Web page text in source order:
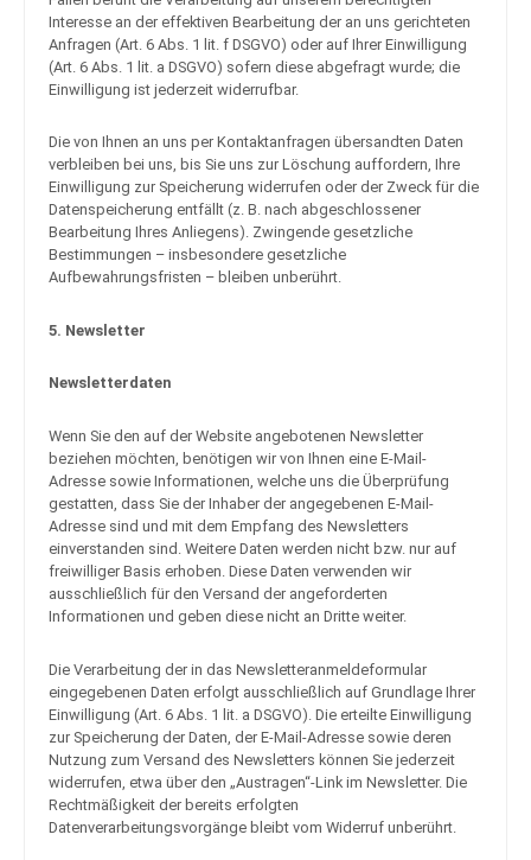
Interesse an der effektiven Bearbeitung der an uns gerichteten
Anfragen (Art. 6 Abs. 1 lit. f DSGVO) oder auf Ihrer Einwilligung
(Art. 6 Abs. 1 lit. a DSGVO) sofern diese abgefragt wurde; die
Einwilligung ist jederzeit widerrufbar.
Die von Ihnen an uns per Kontaktanfragen übersandten Daten
verbleiben bei uns, bis Sie uns zur Löschung auffordern, Ihre
Einwilligung zur Speicherung widerrufen oder der Zweck für die
Datenspeicherung entfällt (z. B. nach abgeschlossener
Bearbeitung Ihres Anliegens). Zwingende gesetzliche
Bestimmungen – insbesondere gesetzliche
Aufbewahrungsfristen – bleiben unberührt.
5. Newsletter
Newsletter­daten
Wenn Sie den auf der Website angebotenen Newsletter
beziehen möchten, benötigen wir von Ihnen eine E-Mail-
Adresse sowie Informationen, welche uns die Überprüfung
gestatten, dass Sie der Inhaber der angegebenen E-Mail-
Adresse sind und mit dem Empfang des Newsletters
einverstanden sind. Weitere Daten werden nicht bzw. nur auf
freiwilliger Basis erhoben. Diese Daten verwenden wir
ausschließlich für den Versand der angeforderten
Informationen und geben diese nicht an Dritte weiter.
Die Verarbeitung der in das Newsletteranmeldeformular
eingegebenen Daten erfolgt ausschließlich auf Grundlage Ihrer
Einwilligung (Art. 6 Abs. 1 lit. a DSGVO). Die erteilte Einwilligung
zur Speicherung der Daten, der E-Mail-Adresse sowie deren
Nutzung zum Versand des Newsletters können Sie jederzeit
widerrufen, etwa über den „Austragen“-Link im Newsletter. Die
Rechtmäßigkeit der bereits erfolgten
Datenverarbeitungsvorgänge bleibt vom Widerruf unberührt.